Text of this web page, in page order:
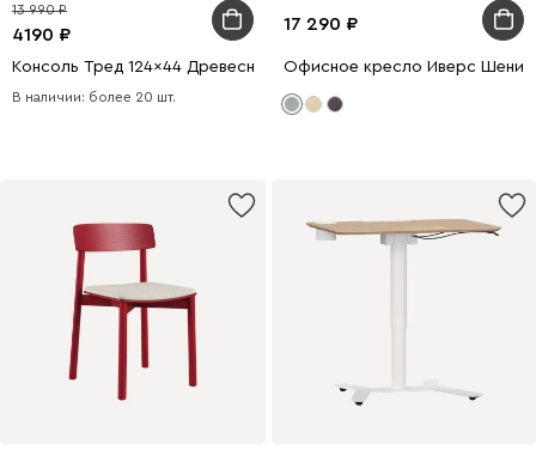
4190
13 990
Консоль Тред 124x44 Древесный натуральный
В наличии: более 20 шт.
17 290
Офисное кресло Иверс